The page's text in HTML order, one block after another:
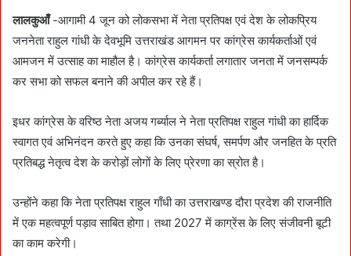
लालकुआँ-आगामी 4 जून को लोकसभा में नेता प्रतिपक्ष एवं देश के लोकप्रिय
जननेता राहुल गांधी के देवभूमि उत्तराखंड आगमन पर कांग्रेस कार्यकर्ताओं एवं
आमजन में उत्साह का माहौल है। कांग्रेस कार्यकर्ता लगातार जनता में जनसम्पर्क
कर सभा को सफल बनाने की अपील कर रहे हैं।
इधर कांग्रेस के वरिष्ठ नेता अजय गर्ब्याल ने नेता प्रतिपक्ष राहुल गांधी का हार्दिक
स्वागत एवं अभिनंदन करते हुए कहा कि उनका संघर्ष, समर्पण और जनहित के प्रति
प्रतिबद्ध नेतृत्व देश के करोड़ों लोगों के लिए प्रेरणा का स्रोत है।
उन्होंने कहा कि नेता प्रतिपक्ष राहुल गाँधी का उत्तराखण्ड दौरा प्रदेश की राजनीति
में एक महत्वपूर्ण पड़ाव साबित होगा। तथा 2027 में काग्रेंस के लिए संजीवनी बूटी
का काम करेगी।